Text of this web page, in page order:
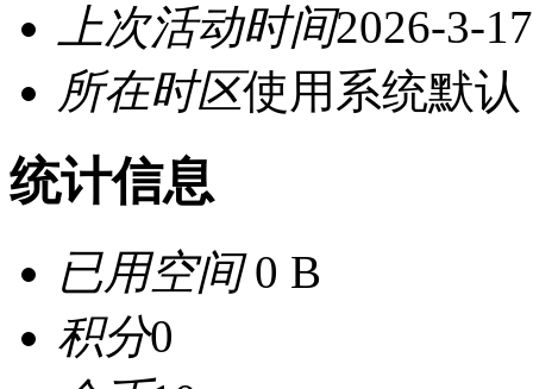
上次活动时间2026-3-
所在时区使用系统默认
统计信息
已用空间0 B
积分0